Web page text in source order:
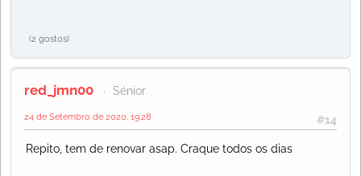
(2 gostos)
red_jmn00 Sénior
#14
24 de Setembro de 2020, 19:28
Repito, tem de renovar asap. Craque todos os dias